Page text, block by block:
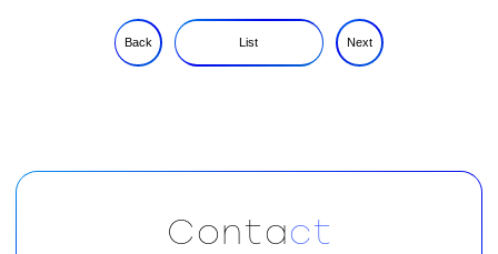
Back List Next
Contact